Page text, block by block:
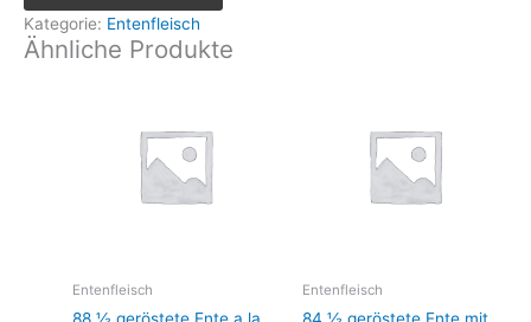
Kategorie: Entenfleisch
Ähnliche Produkte
Entenfleisch Entenfleisch